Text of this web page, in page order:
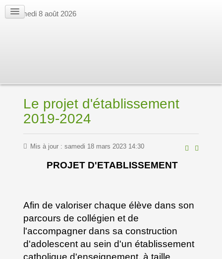
samedi 8 août 2026
Le projet d'établissement
2019-2024
Mis à jour : samedi 18 mars 2023 14:30
PROJET D'ETABLISSEMENT
Afin de valoriser chaque élève dans son
parcours de collégien et de
l'accompagner dans sa construction
d'adolescent au sein d'un établissement
catholique d'enseignement, à taille